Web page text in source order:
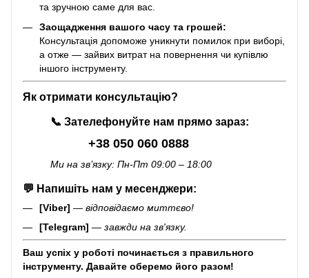
та зручною саме для вас.
Заощадження вашого часу та грошей:
Консультація допоможе уникнути помилок при виборі,
а отже — зайвих витрат на повернення чи купівлю
іншого інструменту.
Як отримати консультацію?
📞 Зателефонуйте нам прямо зараз:
+38 050 060 0888
Ми на зв’язку: Пн-Пт 09:00 – 18:00
💬 Напишіть нам у месенджери:
[Viber] — відповідаємо миттєво!
[Telegram] — завжди на зв'язку.
Ваш успіх у роботі починається з правильного
інструменту. Давайте оберемо його разом!